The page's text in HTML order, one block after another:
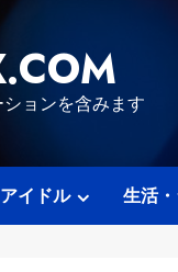
ョンを含みます
アイドル 生活